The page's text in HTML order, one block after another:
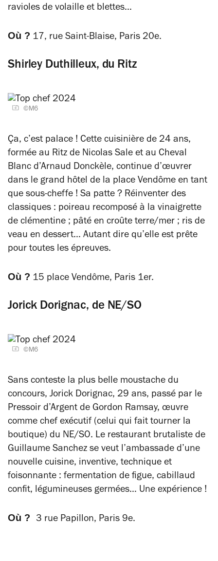
ravioles de volaille et blettes…
Où ? 17, rue Saint-Blaise, Paris 20e.
Shirley Duthilleux, du Ritz
©M6
Ça, c’est palace ! Cette cuisinière de 24 ans,
formée au Ritz de Nicolas Sale et au Cheval
Blanc d’Arnaud Donckèle, continue d’œuvrer
dans le grand hôtel de la place Vendôme en tant
que sous-cheffe ! Sa patte ? Réinventer des
classiques : poireau recomposé à la vinaigrette
de clémentine ; pâté en croûte terre/mer ; ris de
veau en dessert… Autant dire qu’elle est prête
pour toutes les épreuves.
Où ? 15 place Vendôme, Paris 1er.
Jorick Dorignac, de NE/SO
©M6
Sans conteste la plus belle moustache du
concours, Jorick Dorignac, 29 ans, passé par le
Pressoir d’Argent de Gordon Ramsay, œuvre
comme chef exécutif (celui qui fait tourner la
boutique) du NE/SO. Le restaurant brutaliste de
Guillaume Sanchez se veut l’ambassade d’une
nouvelle cuisine, inventive, technique et
foisonnante : fermentation de figue, cabillaud
confit, légumineuses germées… Une expérience !
Où ? 3 rue Papillon, Paris 9e.